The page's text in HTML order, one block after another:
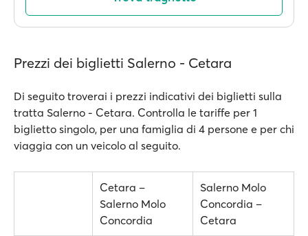
Prezzi dei biglietti Salerno - Cetara
Di seguito troverai i prezzi indicativi dei biglietti sulla
tratta Salerno - Cetara. Controlla le tariffe per 1
biglietto singolo, per una famiglia di 4 persone e per chi
viaggia con un veicolo al seguito.
Cetara –
Salerno Molo
Concordia
Salerno Molo
Concordia –
Cetara